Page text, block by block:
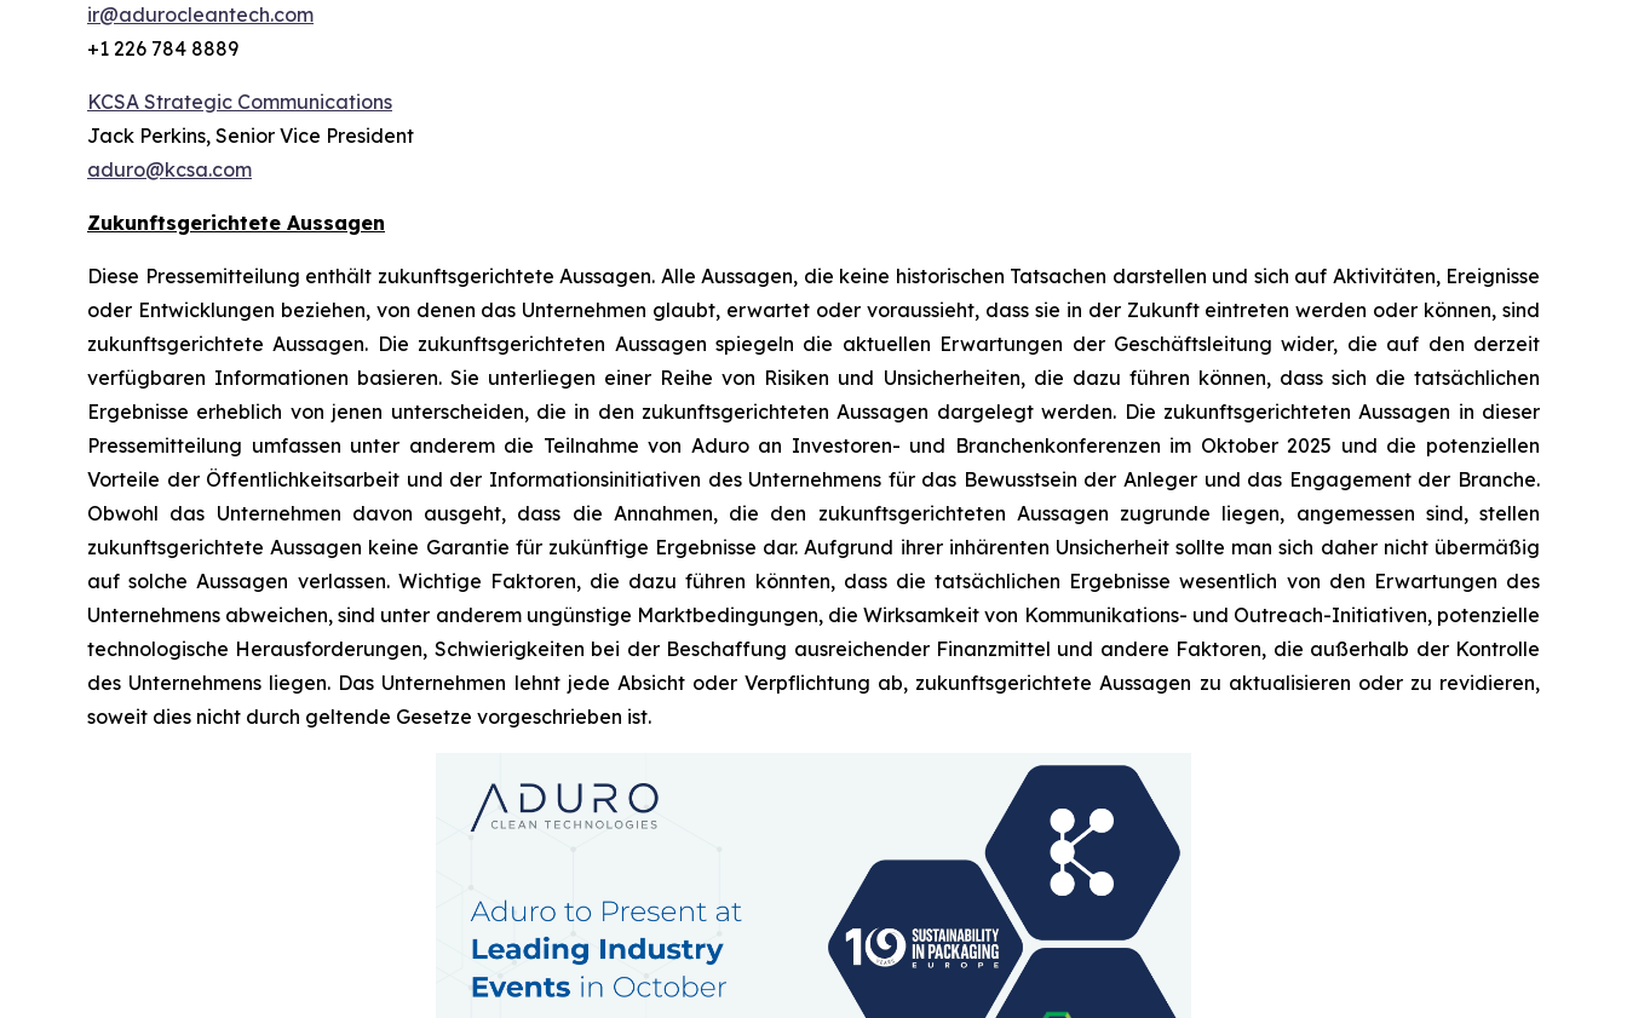
ir@adurocleantech.com
+1 226 784 8889
KCSA Strategic Communications
Jack Perkins, Senior Vice President
aduro@kcsa.com
Zukunftsgerichtete Aussagen
Diese Pressemitteilung enthält zukunftsgerichtete Aussagen. Alle Aussagen, die keine historischen Tatsachen darstellen und sich auf Aktivitäten, Ereignisse
oder Entwicklungen beziehen, von denen das Unternehmen glaubt, erwartet oder voraussieht, dass sie in der Zukunft eintreten werden oder können, sind
zukunftsgerichtete Aussagen. Die zukunftsgerichteten Aussagen spiegeln die aktuellen Erwartungen der Geschäftsleitung wider, die auf den derzeit
verfügbaren Informationen basieren. Sie unterliegen einer Reihe von Risiken und Unsicherheiten, die dazu führen können, dass sich die tatsächlichen
Ergebnisse erheblich von jenen unterscheiden, die in den zukunftsgerichteten Aussagen dargelegt werden. Die zukunftsgerichteten Aussagen in dieser
Pressemitteilung umfassen unter anderem die Teilnahme von Aduro an Investoren- und Branchenkonferenzen im Oktober 2025 und die potenziellen
Vorteile der Öffentlichkeitsarbeit und der Informationsinitiativen des Unternehmens für das Bewusstsein der Anleger und das Engagement der Branche.
Obwohl das Unternehmen davon ausgeht, dass die Annahmen, die den zukunftsgerichteten Aussagen zugrunde liegen, angemessen sind, stellen
zukunftsgerichtete Aussagen keine Garantie für zukünftige Ergebnisse dar. Aufgrund ihrer inhärenten Unsicherheit sollte man sich daher nicht übermäßig
auf solche Aussagen verlassen. Wichtige Faktoren, die dazu führen könnten, dass die tatsächlichen Ergebnisse wesentlich von den Erwartungen des
Unternehmens abweichen, sind unter anderem ungünstige Marktbedingungen, die Wirksamkeit von Kommunikations- und Outreach-Initiativen, potenzielle
technologische Herausforderungen, Schwierigkeiten bei der Beschaffung ausreichender Finanzmittel und andere Faktoren, die außerhalb der Kontrolle
des Unternehmens liegen. Das Unternehmen lehnt jede Absicht oder Verpflichtung ab, zukunftsgerichtete Aussagen zu aktualisieren oder zu revidieren,
soweit dies nicht durch geltende Gesetze vorgeschrieben ist.